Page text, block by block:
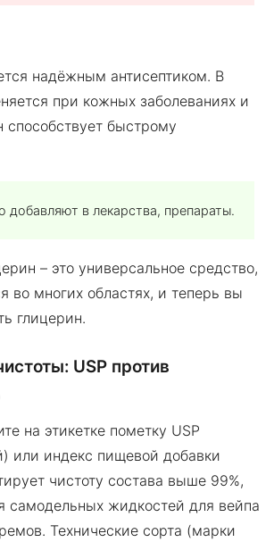
надёжным антисептиком. В
при кожных заболеваниях и
способствует быстрому
добавляют в лекарства, препараты.
– это универсальное средство,
во многих областях, и теперь вы
глицерин.
USP против
на этикетке пометку USP
или индекс пищевой добавки
чистоту состава выше 99%,
самодельных жидкостей для вейпа
Технические сорта (марки